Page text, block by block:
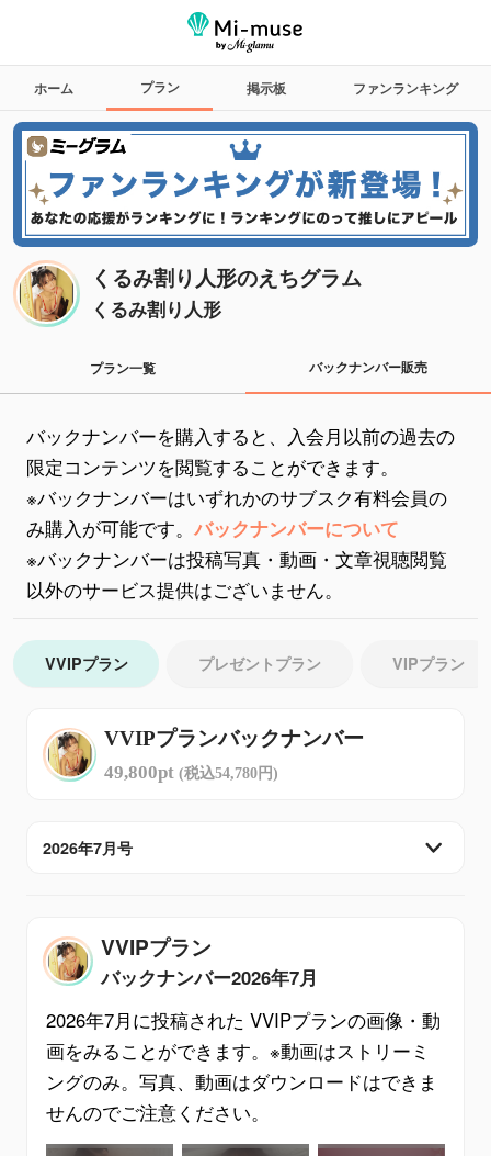
ホーム プラン 掲示板 ファンランキング
くるみ割り人形のえちグラム
くるみ割り人形
プラン一覧 バックナンバー販売
バックナンバーを購入すると、入会月以前の過去の
限定コンテンツを閲覧することができます。
※バックナンバーはいずれかのサブスク有料会員の
み購入が可能です。 バックナンバーについて
※バックナンバーは投稿写真・動画・文章視聴閲覧
以外のサービス提供はございません。
VVIPプラン プレゼントプラン VIPプラン
VVIPプランバックナンバー
49,800pt(税込54,780円)
2026年7月号
VVIPプラン
バックナンバー2026年7月
2026年7月に投稿された VVIPプランの画像・動
画をみることができます。※動画はストリーミ
ングのみ。写真、動画はダウンロードはできま
せんのでご注意ください。